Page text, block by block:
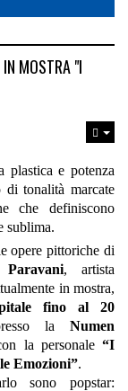
MOSTRA "I
plastica e potenza
tonalità marcate
che definiscono
sublima.
opere pittoriche di
Paravani, artista
in mostra,
fino al 20
la Numen
la personale “I
Emozioni”.
sono popstar: